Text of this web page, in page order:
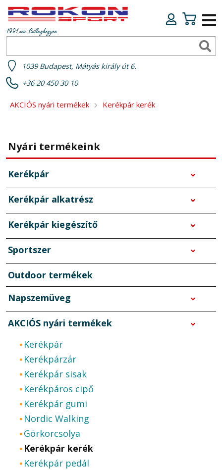
1991 óta Csillaghegyen
1039 Budapest, Mátyás király út 6.
+36 20 450 30 10
AKCIÓS nyári termékek Kerékpár kerék
Nyári termékeink
Kerékpár
Kerékpár alkatrész
Kerékpár kiegészítő
Sportszer
Outdoor termékek
Napszemüveg
AKCIÓS nyári termékek
Kerékpár
Kerékpárzár
Kerékpár sisak
Kerékpáros cipő
Kerékpár gumi
Nordic Walking
Görkorcsolya
Kerékpár kerék
Kerékpár pedál